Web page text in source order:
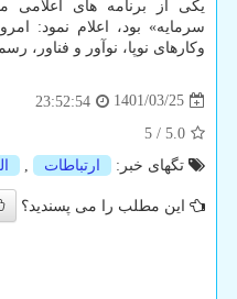
یکی از برنامه های اعلامی
سرمایه» بود، اعلام نمود:
وکارهای نوپا، نوآور و فناور،
1401/03/25
23:52:54
5.0
/
5
تگهای خبر:
ارتباطات ,
این مطلب را می پسندید؟